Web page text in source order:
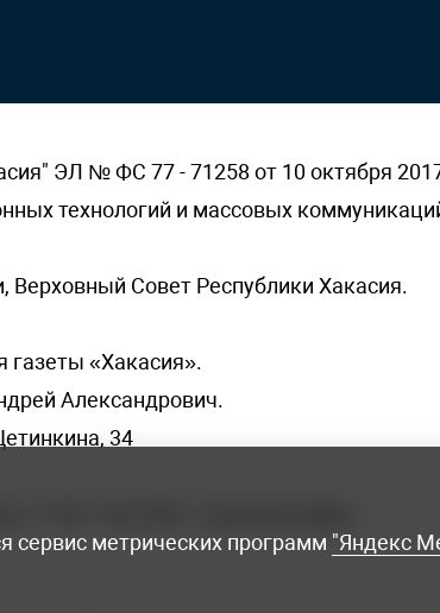
ЭЛ № ФС 77 - 71258 от 10 октября
технологий и массовых
Верховный Совет Республики Хакасия.
газеты «Хакасия».
Александрович.
34
сервис метрических программ "Яндекс